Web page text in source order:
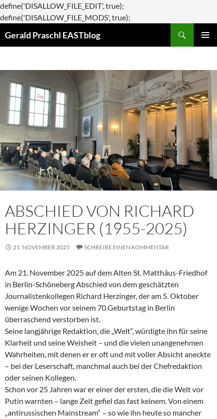
define('DISALLOW_FILE_EDIT', true);
define('DISALLOW_FILE_MODS', true);
Gerald Praschl EASTblog
ABSCHIED VON RICHARD
HERZINGER (1955-2025)
21. NOVEMBER 2025 SCHREIBE EINEN KOMMENTAR
Am 21. November 2025 auf dem Alten St. Matthäus-Friedhof
in Berlin-Schöneberg Abschied von dem geschätzten
Journalistenkollegen Richard Herzinger, der am 5. Oktober
wenige Wochen vor seinem 70.Geburtstag in Berlin
überraschend verstorben ist.
Seine langjährige Redaktion, die „Welt“, würdigte ihn für seine
Klarheit und seine Weisheit – und die vielen unangenehmen
Wahrheiten, mit denen er er oft und mit voller Absicht aneckte
– bei der Leserschaft, manchmal auch bei der Chefredaktion
oder seinen Kollegen.
Schon vor 25 Jahren war er einer der ersten, die die Welt vor
Putin warnten – lange Zeit gefiel das fast keinem. Von einem
„antirussischen Mainstream“ – so wie ihn heute so mancher